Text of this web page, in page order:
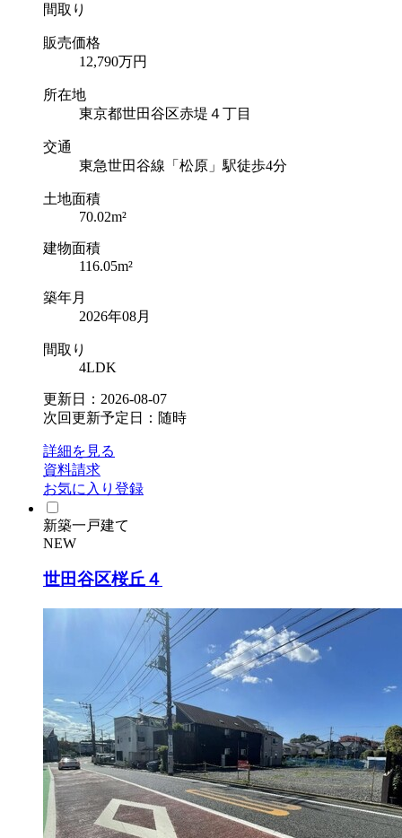
間取り
販売価格
12,790万円
所在地
東京都世田谷区赤堤４丁目
交通
東急世田谷線「松原」駅徒歩4分
土地面積
70.02m²
建物面積
116.05m²
築年月
2026年08月
間取り
4LDK
更新日：2026-08-07
次回更新予定日：随時
詳細を見る
資料請求
お気に入り登録
新築一戸建て
NEW
世田谷区桜丘４